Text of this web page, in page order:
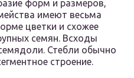
форм и размеров,
имеют весьма
цветки и схожее
семян. Всходы
Стебли обычно
строение.